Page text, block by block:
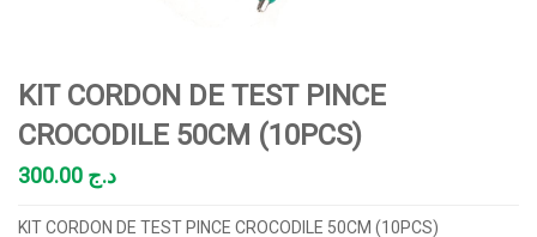
KIT CORDON DE TEST PINCE
CROCODILE 50CM (10PCS)
د.ج
KIT CORDON DE TEST PINCE CROCODILE 50CM (10PCS)